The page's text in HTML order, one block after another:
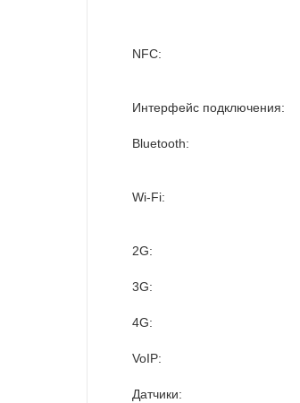
NFC:
Интерфейс подключения:
Bluetooth:
Wi-Fi:
2G:
3G:
4G:
VoIP:
Датчики: